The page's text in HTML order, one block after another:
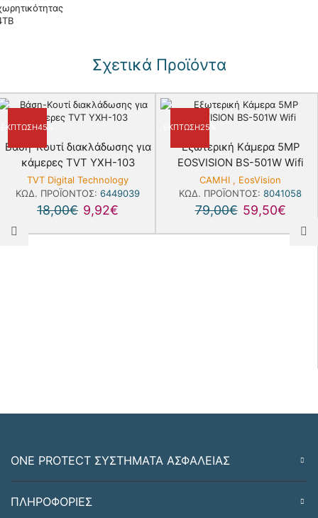
Σχετικά Προϊόντα
ΈΚΠΤΩΣΗ45%
Bάση-Kουτί διακλάδωσης για
κάμερες TVT YXH-103
TVT Digital Technology
ΚΩΔ. ΠΡΟΪΌΝΤΟΣ: 6449039
18,00€ 9,92€
ΈΚΠΤΩΣΗ25%
Εξωτερική Kάμερα 5MP
EOSVISION BS-501W Wifi
CAMHI , EosVision
ΚΩΔ. ΠΡΟΪΌΝΤΟΣ: 8041058
79,00€ 59,50€
ONE PROTECT ΣΥΣΤΗΜΑΤΑ ΑΣΦΑΛΕΙΑΣ
ΠΛΗΡΟΦΟΡΙΕΣ